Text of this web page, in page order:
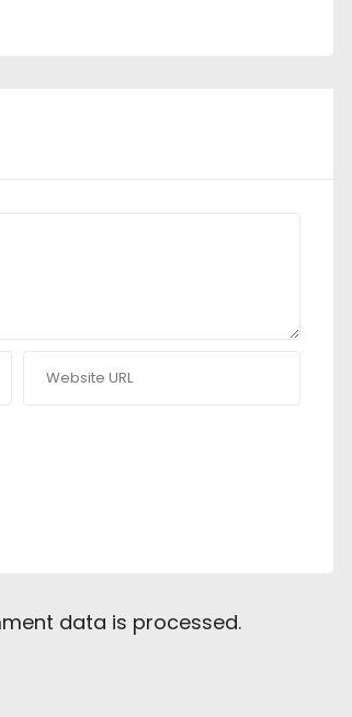
data is processed.